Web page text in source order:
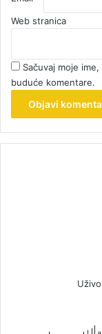
Web stranica
Sačuvaj moje
buduće komentare.